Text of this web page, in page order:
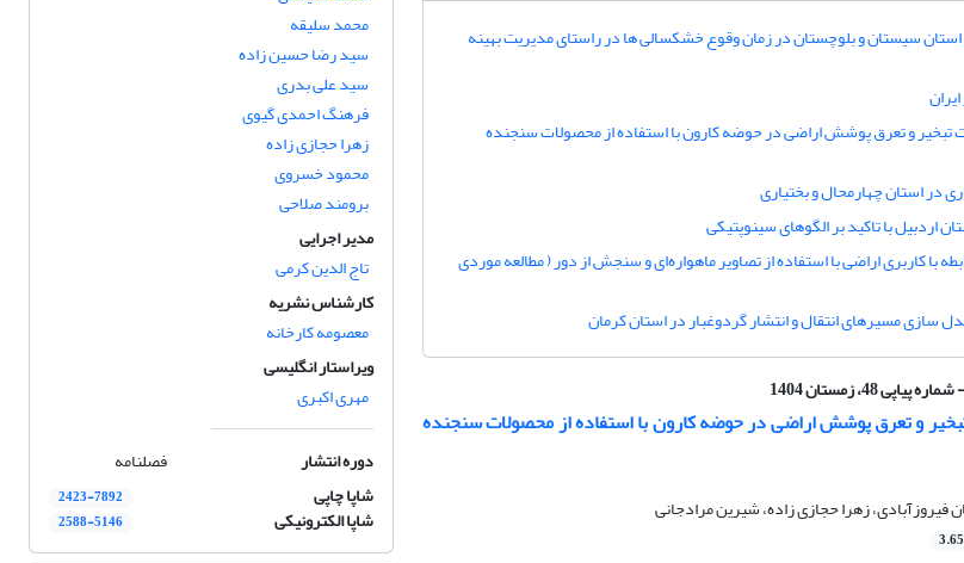
سیستان و بلوچستان در زمان وقوع خشکسالی ها در راستای مدیریت بهینه
تبخیر و تعرق پوشش اراضی در حوضه کارون با استفاده از محصولات سنجنده
در استان چهارمحال و بختیاری
با کاربری اراضی با استفاده از تصاویر ماهواره‌ای و سنجش از دور ( مطالعه موردی
سازی مسیرهای انتقال و انتشار گردوغبار در استان کرمان
و تعرق پوشش اراضی در حوضه کارون با استفاده از محصولات سنجنده
فیروزآبادی، زهرا حجازی زاده، شیرین مرادجانی
محمد سلیقه
سید رضا حسین زاده
سید علی بدری
فرهنگ احمدی گیوی
زهرا حجازی زاده
محمود خسروی
برومند صلاحی
مدیر اجرایی
تاج الدین کرمی
کارشناس نشریه
معصومه کارخانه
ویراستار انگلیسی
مهری اکبری
دوره انتشار
فصلنامه
شاپا چاپی
2423-7892
شاپا الکترونیکی 2588-5146